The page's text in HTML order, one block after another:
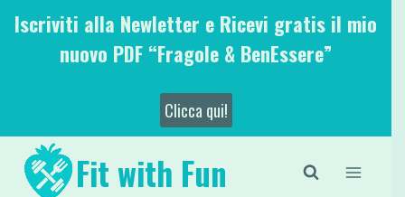
SaltaIscriviti alla Newletter e Ricevi gratis il mio
nuovo PDF “Fragole & BenEssere”
Clicca qui!
Fit with Fun